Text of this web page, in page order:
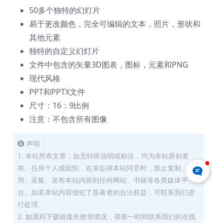
50多个独特的幻灯片
易于更改颜色，完全可编辑的文本，照片，形状和
其他元素
独特的自定义幻灯片
文件中包含的矢量3D图表，图标，元素和PNG
现代风格
PPT和PPTX文件
尺寸：16：9比例
注意：不包含所有图像
声明：
1. 本站所有文章，如无特殊说明或标注，均为本站原创发
布。任何个人或组织，在未征得本站同意时，禁止复制、盗
用、采集、发布本站内容到任何网站、书籍等各类媒体平
台。如若本站内容侵犯了原著者的合法权益，可联系我们进
行处理。
2. 如遇到下载链接失效等情况，请第一时间联系我们的在线